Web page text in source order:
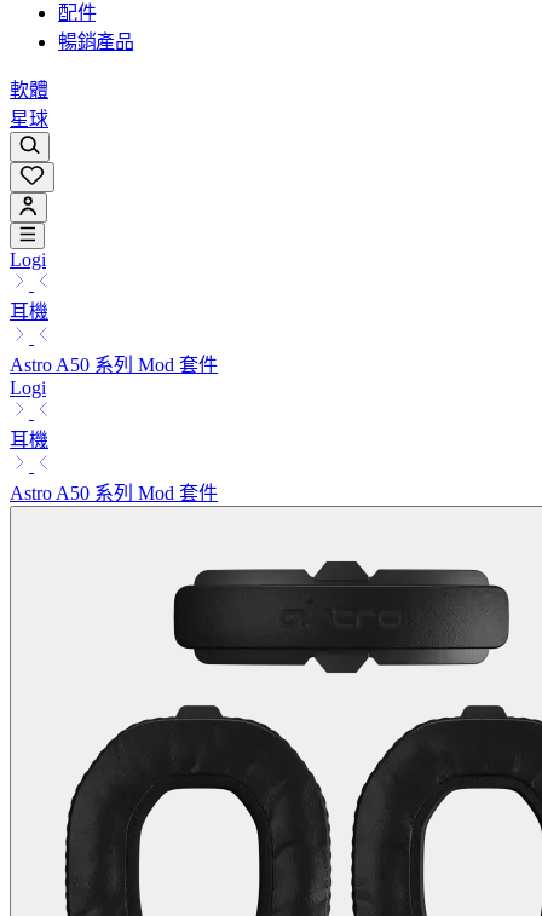
配件
暢銷產品
軟體
星球
Logi
耳機
Astro A50 系列 Mod 套件
Logi
耳機
Astro A50 系列 Mod 套件